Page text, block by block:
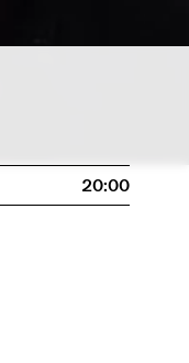
20:00